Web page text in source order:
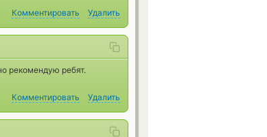
Комментировать
Удалить
рекомендую ребят.
Комментировать
Удалить